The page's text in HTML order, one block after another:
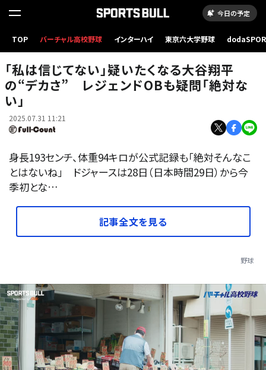
今日の予定
TOP バーチャル高校野球 インターハイ 東京六大学野球
ドジャース・大谷翔平【写真：ロイター】
「私は信じてない」疑いたくなる大谷翔平
の“デカさ” レジェンドOBも疑問「絶対な
い」
2025.07.31 11:21
身長193センチ、体重94キロが公式記録も「絶対そんなこ
とはないね」 ドジャースは28日（日本時間29日）から今
季初とな…
記事全文を見る
野球